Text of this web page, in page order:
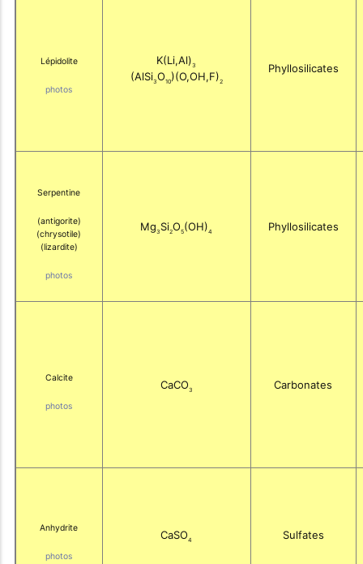
Lépidolite
photos
K(Li,Al)3
(AlSi3O10)(O,OH,F)2
Phyllosilicates
Serpentine
(antigorite)
(chrysotile)
(lizardite)
photos
Mg3 Si2O5(OH)4 Phyllosilicates
Calcite
photos
CaCO3 Carbonates
Anhydrite
photos
CaSO4 Sulfates